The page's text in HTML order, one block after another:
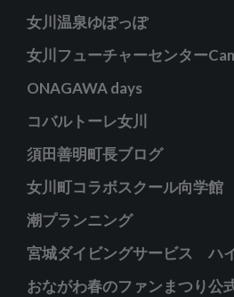
女川温泉ゆぽっぽ
女川フューチャーセンター
ONAGAWA days
コバルトーレ女川
須田善明町長ブログ
女川町コラボスクール向学館
潮プランニング
宮城ダイビングサービス ハ
おながわ春のファンまつり公